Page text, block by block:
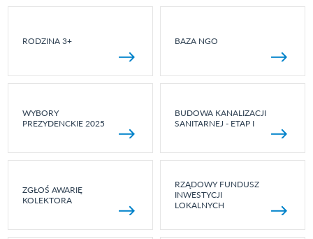
RODZINA 3+ BAZA NGO
WYBORY
PREZYDENCKIE 2025
BUDOWA KANALIZACJI
SANITARNEJ - ETAP I
ZGŁOŚ AWARIĘ
KOLEKTORA
RZĄDOWY FUNDUSZ
INWESTYCJI
LOKALNYCH